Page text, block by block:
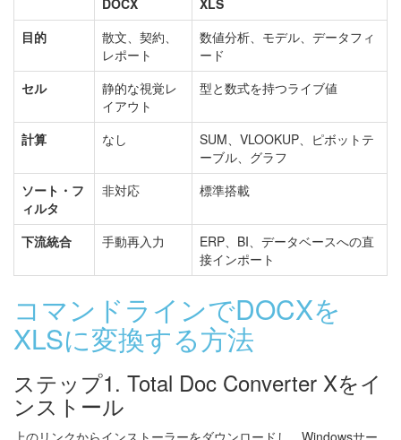
DOCX
XLS
目的
散文、契約、
レポート
数値分析、モデル、データフィ
ード
セル
静的な視覚レ
イアウト
型と数式を持つライブ値
計算 なし
SUM、VLOOKUP、ピボットテ
ーブル、グラフ
ソート・フ
ィルタ
非対応 標準搭載
下流統合 手動再入力
ERP、BI、データベースへの直
接インポート
コマンドラインでDOCXを
XLSに変換する方法
ステップ1. Total Doc Converter Xをイ
ンストール